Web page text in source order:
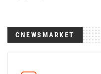
CNEWSMARKET